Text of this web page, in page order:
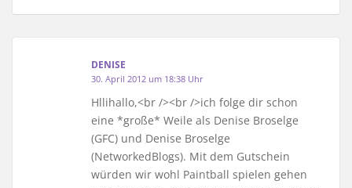
DENISE
30. April 2012 um 18:38 Uhr
Hllihallo,<br /><br />ich folge dir schon
eine *große* Weile als Denise Broselge
(GFC) und Denise Broselge
(NetworkedBlogs). Mit dem Gutschein
würden wir wohl Paintball spielen gehen